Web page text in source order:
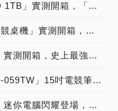
「宇瞻 Apacer PE4430-R SSD 1TB」實測開箱，「電競掌機容量升級神兵利器」M.2 2230固態硬碟！
「ASUS TUF Gaming T500 ​電競桌機」實測開箱，「機甲戰魂造型」、軍規認證、「GeForce RTX 5060 Ti 獨顯火力加持」暢玩遊戲小鋼炮主機！
「華碩 ASUS NUC 14 Pro AI」實測開箱，史上最強精品級「AI PC迷你電腦」
微星「Katana 15 HX B14WGK-059TW」15吋電競筆電震撼上市，不到五萬戰鬥機種 採用「RTX 5070強力顯卡，DLSS 4順暢玩遊戲，十四代16核處理器，四區炫光電競鍵盤，超強靜音散熱設計，1G＋Wi-Fi 6E連網，2K 165Hz電競螢幕，順暢玩大部分遊戲」獲原價屋店長肯定推薦「史上最超值GeForce RTX 5070戰鬥機種」晉升遊戲玩家價格：46,999元起！
「華碩 ASUS NUC 14 Pro AI」迷你電腦閃耀登場，採用「第十四代NUC 電腦，強大ＡＩ運算性能，體積嬌小不佔空間，內建喇叭與麥克風，可以用語音跑ＡＩ，指紋辨識安全可靠，全面高速連網能力，通過軍規認證穩固」獲原價屋店長肯定推薦「史上最強AI人工智慧小電腦」晉升迷你AI PC價格：33,900元起！